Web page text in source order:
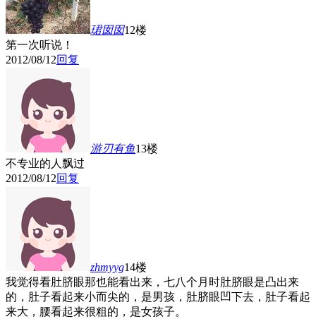
珺囡囡12楼
第一次听说！
2012/08/12回复
游刃有鱼13楼
不专业的人飘过
2012/08/12回复
zhmyyg14楼
我觉得看肚脐眼那也能看出来，七八个月时肚脐眼是凸出来
的，肚子看起来小而尖的，是男孩，肚脐眼凹下去，肚子看起
来大，腰看起来很粗的，是女孩子。